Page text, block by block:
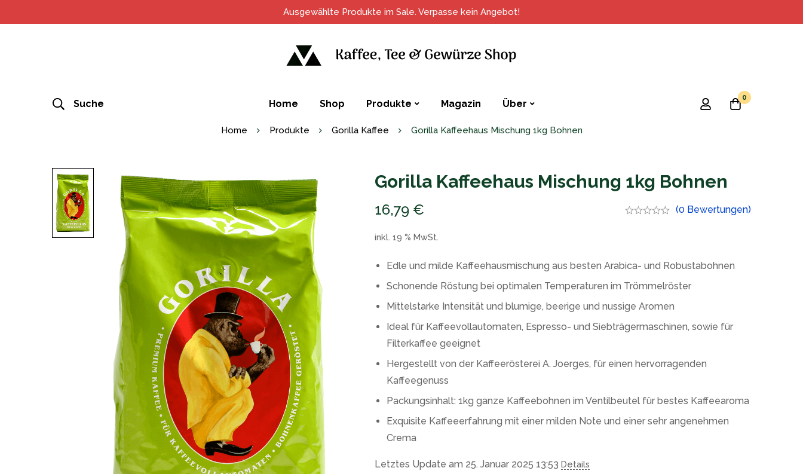
Ausgewählte Produkte im Sale. Verpasse kein Angebot!
Suche Home Shop Produkte Magazin Über
0
Home Produkte Gorilla Kaffee Gorilla Kaffeehaus Mischung 1kg Bohnen
Gorilla Kaffeehaus Mischung 1kg Bohnen
16,79 € (0 Bewertungen)
inkl. 19 % MwSt.
Edle und milde Kaffeehausmischung aus besten Arabica- und Robustabohnen
Schonende Röstung bei optimalen Temperaturen im Trömmelröster
Mittelstarke Intensität und blumige, beerige und nussige Aromen
Ideal für Kaffeevollautomaten, Espresso- und Siebträgermaschinen, sowie für
Filterkaffee geeignet
Hergestellt von der Kaffeerösterei A. Joerges, für einen hervorragenden
Kaffeegenuss
Packungsinhalt: 1kg ganze Kaffeebohnen im Ventilbeutel für bestes Kaffeearoma
Exquisite Kaffeeerfahrung mit einer milden Note und einer sehr angenehmen
Crema
Letztes Update am 25. Januar 2025 13:53 Details